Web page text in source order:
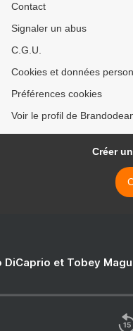
Contact
Signaler un abus
C.G.U.
Cookies et données
Préférences cookies
Voir le profil de
Créer
DiCaprio et Tobey